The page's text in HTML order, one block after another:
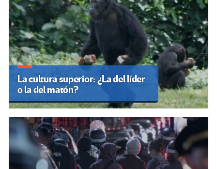
La cultura superior: ¿La del líder
o la del matón?